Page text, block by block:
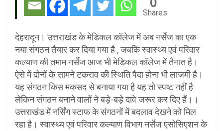
Shares
देहरादून। उत्तराखंड के मेडिकल कॉलेज में अब नर्सेज का एक
नया संगठन तैयार कर दिया गया है , जबकि स्वास्थ्य एवं परिवार
कल्याण की तमाम नर्सेज आज भी मेडिकल कॉलेज में तैनात है।
ऐसे में दोनों के सामने टकराव की स्थिति पैदा होना भी लाजमी है।
यह संगठन किस मकसद से बनाया गया है यह तो स्पष्ट नहीं है
लेकिन संगठन बनाने वालों ने बड़े-बड़े दावे जरूर कर दिए हैं।।
उत्तराखंड में नर्सिंग स्टाफ के संगठनों में बदलाव देखने को मिल
रहा है। स्वास्थ्य एवं परिवार कल्याण विभाग नर्सेज एसोसिएशन के